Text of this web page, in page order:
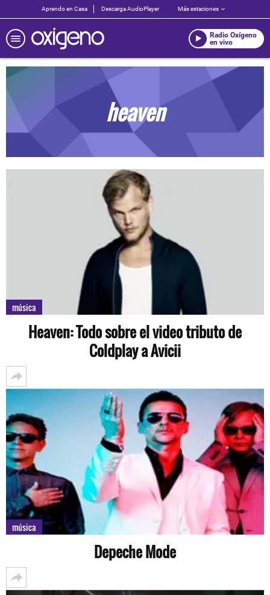
Aprendo en Casa Descarga AudioPlayer Más estaciones
Radio Oxígeno
en vivo
heaven
música
Heaven: Todo sobre el video tributo de
Coldplay a Avicii
música
Depeche Mode